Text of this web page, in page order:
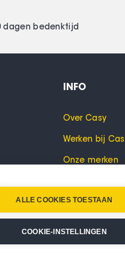
dagen bedenktijd
INFO
Over Casy
Werken bij
Onze merken
Algemene
ALLE COOKIES TOESTAAN
COOKIE-INSTELLINGEN